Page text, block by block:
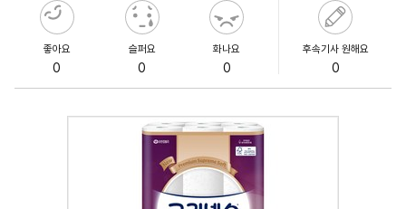
좋아요
0
슬퍼요
0
화나요
0
후속기사 원해요
0